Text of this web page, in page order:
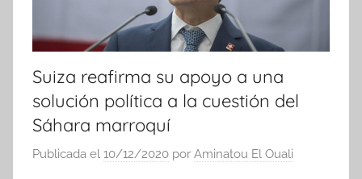
Suiza reafirma su apoyo a una
solución política a la cuestión del
Sáhara marroquí
Publicada el 10/12/2020 por Aminatou El Ouali